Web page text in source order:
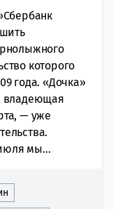
которого
года. «Дочка»
владеющая
— уже
мы...